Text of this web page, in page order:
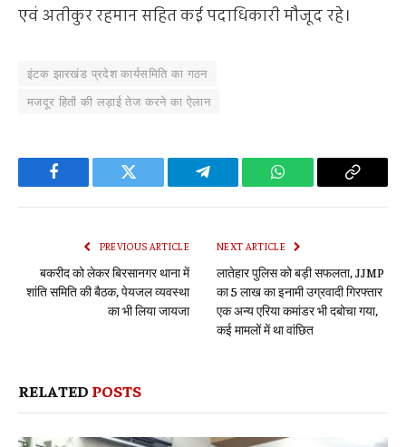
एवं अतीकुर रहमान सहित कई पदाधिकारी मौजूद रहे।
इंटक झारखंड प्रदेश कार्यसमिति का गठन
मजदूर हितों की लड़ाई तेज करने का ऐलान
Facebook Twitter Telegram WhatsApp Copy
PREVIOUS ARTICLE
बकरीद को लेकर बिरसानगर थाना में
शांति समिति की बैठक, पेयजल व्यवस्था
का भी लिया जायजा
NEXT ARTICLE
लातेहार पुलिस को बड़ी सफलता, JJMP
का 5 लाख का इनामी उग्रवादी गिरफ्तार
एक अन्य एरिया कमांडर भी दबोचा गया,
कई मामलों में था वांछित
RELATED POSTS